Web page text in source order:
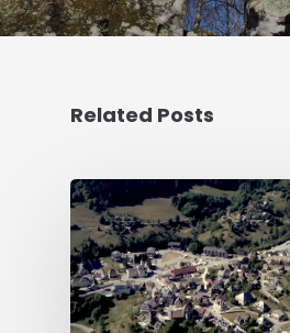
Related Posts